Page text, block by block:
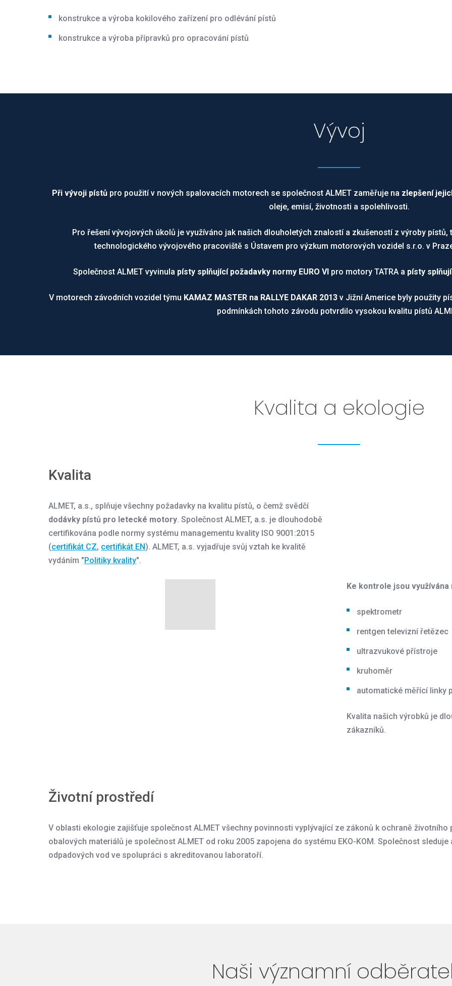
konstrukce a výroba kokilového zařízení pro odlévání pístů
konstrukce a výroba přípravků pro opracování pístů
Vývoj
Při vývoji pístůpro použití v nových spalovacích motorech se společnost ALMET zaměřuje na zlepšení
oleje, emisí, životnosti a spolehlivosti.
Pro řešení vývojových úkolů je využíváno jak našich dlouholetých znalostí a zkušeností z výroby
technologického vývojového pracoviště s Ústavem pro výzkum motorových vozidel s.r.o. v
Společnost ALMET vyvinula písty splňující požadavky normy EURO VI pro motory TATRA a písty
V motorech závodních vozidel týmu KAMAZ MASTER na RALLYE DAKAR 2013 v Jižní Americe byly použity
podmínkách tohoto závodu potvrdilo vysokou kvalitu pístů
Kvalita a ekologie
Kvalita
ALMET, a.s., splňuje všechny požadavky na kvalitu pístů, o čemž svědčí
dodávky pístů pro letecké motory. Společnost ALMET, a.s. je dlouhodobě
certifikována podle normy systému managementu kvality ISO 9001:2015
(certifikát CZ, certifikát EN). ALMET, a.s. vyjadřuje svůj vztah ke kvalitě
vydáním "Politiky kvality".
Ke kontrole jsou
spektrometr
rentgen televizní řetězec
ultrazvukové přístroje
kruhoměr
automatické měřící linky
Kvalita našich výrobků je
zákazníků.
Životní prostředí
V oblasti ekologie zajišťuje společnost ALMET všechny povinnosti vyplývající ze zákonů k ochraně
obalových materiálů je společnost ALMET od roku 2005 zapojena do systému EKO-KOM. Společnost
odpadových vod ve spolupráci s akreditovanou laboratoří.
Naši významní